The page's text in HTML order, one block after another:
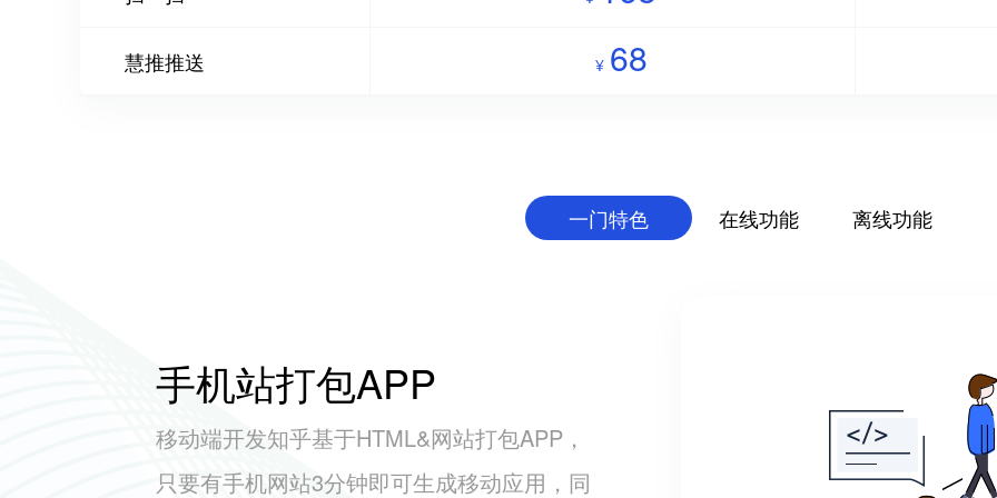
慧推推送 ¥ 68
一门特色 在线功能 离线功能
手机站打包APP
移动端开发知乎基于HTML&网站打包APP，
只要有手机网站3分钟即可生成移动应用，同